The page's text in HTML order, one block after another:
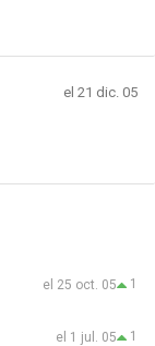
el 21 dic. 05
1
el 25 oct. 05
1
el 1 jul. 05